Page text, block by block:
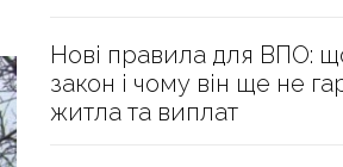
Нові правила для ВПО:
закон і чому він ще не
житла та виплат